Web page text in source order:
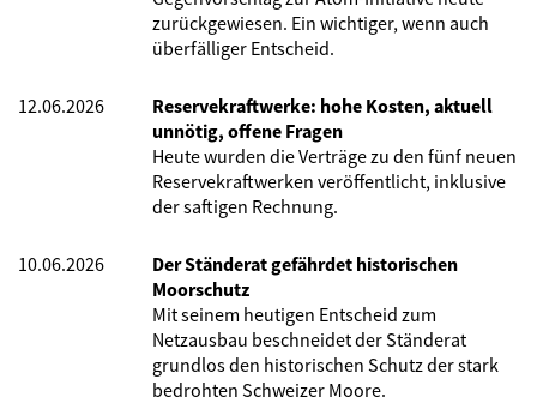
zurückgewiesen. Ein wichtiger, wenn auch
überfälliger Entscheid.
12.06.2026
Reservekraftwerke: hohe Kosten, aktuell
unnötig, offene Fragen
Heute wurden die Verträge zu den fünf neuen
Reservekraftwerken veröffentlicht, inklusive
der saftigen Rechnung.
10.06.2026
Der Ständerat gefährdet historischen
Moorschutz
Mit seinem heutigen Entscheid zum
Netzausbau beschneidet der Ständerat
grundlos den historischen Schutz der stark
bedrohten Schweizer Moore.